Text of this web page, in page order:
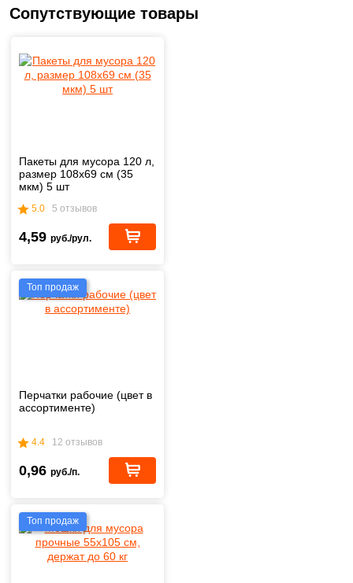
Сопутствующие товары
Пакеты для мусора 120 л,
размер 108х69 см (35
мкм) 5 шт
5.0 5 отзывов
4,59 руб./рул.
Топ продаж
Перчатки рабочие (цвет в
ассортименте)
4.4 12 отзывов
0,96 руб./п.
Топ продаж